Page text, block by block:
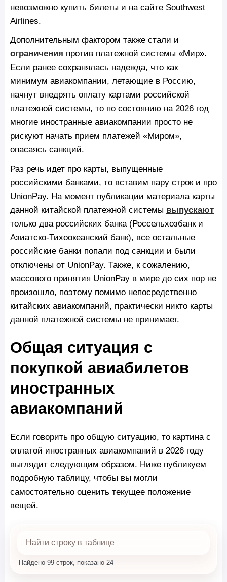
невозможно купить билеты и на сайте Southwest
Airlines.
Дополнительным фактором также стали и
ограничения против платежной системы «Мир».
Если ранее сохранялась надежда, что как
минимум авиакомпании, летающие в Россию,
начнут внедрять оплату картами российской
платежной системы, то по состоянию на 2026 год
многие иностранные авиакомпании просто не
рискуют начать прием платежей «Миром»,
опасаясь санкций.
Раз речь идет про карты, выпущенные
российскими банками, то вставим пару строк и про
UnionPay. На момент публикации материала карты
данной китайской платежной системы выпускают
только два российских банка (Россельхозбанк и
Азиатско-Тихоокеанский банк), все остальные
российские банки попали под санкции и были
отключены от UnionPay. Также, к сожалению,
массового принятия UnionPay в мире до сих пор не
произошло, поэтому помимо непосредственно
китайских авиакомпаний, практически никто карты
данной платежной системы не принимает.
Общая ситуация с
покупкой авиабилетов
иностранных
авиакомпаний
Если говорить про общую ситуацию, то картина с
оплатой иностранных авиакомпаний в 2026 году
выглядит следующим образом. Ниже публикуем
подробную таблицу, чтобы вы могли
самостоятельно оценить текущее положение
вещей.
Найдено 99 строк, показано 24